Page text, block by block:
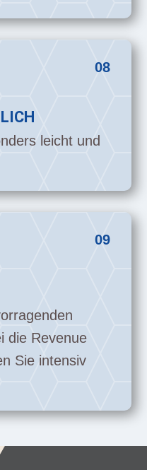
08
leicht und
09
die Revenue
Sie intensiv